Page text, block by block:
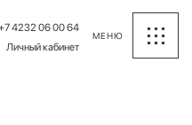
4232 06 00 64
Личный кабинет
МЕНЮ